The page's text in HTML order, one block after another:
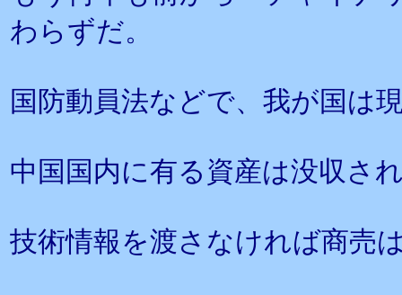
わらずだ。
国防動員法などで、我が国は
中国国内に有る資産は没収さ
技術情報を渡さなければ商売